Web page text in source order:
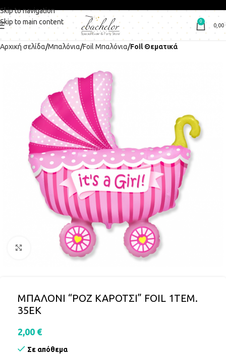
Skip to navigation
Skip to main content
0
0,00
Αρχική σελίδα Μπαλόνια Foil Μπαλόνια Foil Θεματικά
Click to enlarge
ΜΠΑΛΟΝΙ “ΡΟΖ ΚΑΡΟΤΣΙ” FOIL 1ΤΕΜ.
35ΕK
2,00 €
Σε απόθεμα